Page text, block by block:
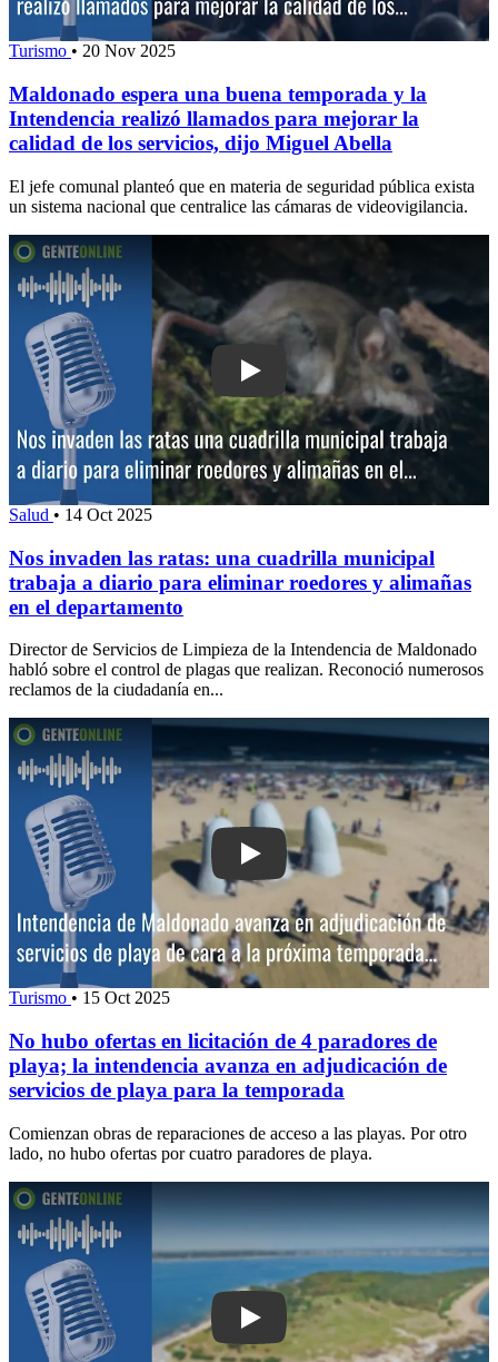
Turismo • 20 Nov 2025
Maldonado espera una buena temporada y la
Intendencia realizó llamados para mejorar la
calidad de los servicios, dijo Miguel Abella
El jefe comunal planteó que en materia de seguridad pública exista
un sistema nacional que centralice las cámaras de videovigilancia.
Play: Nos invaden las ratas: una
Salud • 14 Oct 2025
Nos invaden las ratas: una cuadrilla municipal
trabaja a diario para eliminar roedores y alimañas
en el departamento
Director de Servicios de Limpieza de la Intendencia de Maldonado
habló sobre el control de plagas que realizan. Reconoció numerosos
reclamos de la ciudadanía en...
Play: No hubo ofertas en licitación de
Turismo • 15 Oct 2025
No hubo ofertas en licitación de 4 paradores de
playa; la intendencia avanza en adjudicación de
servicios de playa para la temporada
Comienzan obras de reparaciones de acceso a las playas. Por otro
lado, no hubo ofertas por cuatro paradores de playa.
Play: Abella precisó que se busca